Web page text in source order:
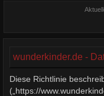
wunderkinder.de -
Diese Richtlinie
(„https://